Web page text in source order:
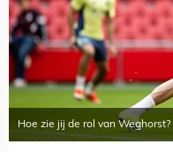
Hoe zie jij de rol van